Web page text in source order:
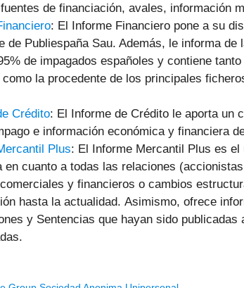
de financiación, avales, información
: El Informe Financiero pone a su
de Publiespaña Sau. Además, le informa
de impagados españoles y contiene
la procedente de los principales
Crédito: El Informe de Crédito le aporta un
e información económica y financiera
Plus: El Informe Mercantil Plus es
en cuanto a todas las relaciones
y financieros o cambios
hasta la actualidad. Asimismo, ofrece
y Sentencias que hayan sido